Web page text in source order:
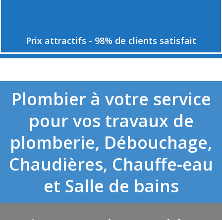
Prix attractifs - 98% de clients satisfait
Plombier à votre service
pour vos travaux de
plomberie, Débouchage,
Chaudières, Chauffe-eau
et Salle de bains